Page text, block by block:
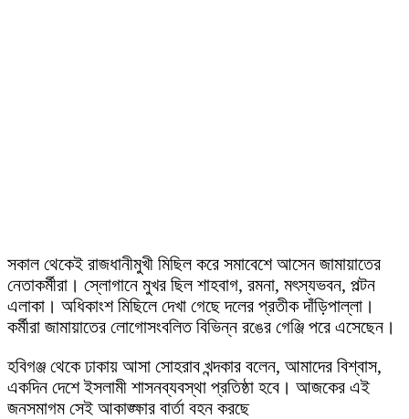
সকাল থেকেই রাজধানীমুখী মিছিল করে সমাবেশে আসেন জামায়াতের
নেতাকর্মীরা। স্লোগানে মুখর ছিল শাহবাগ, রমনা, মৎস্যভবন, পল্টন
এলাকা। অধিকাংশ মিছিলে দেখা গেছে দলের প্রতীক দাঁড়িপাল্লা।
কর্মীরা জামায়াতের লোগোসংবলিত বিভিন্ন রঙের গেঞ্জি পরে এসেছেন।
হবিগঞ্জ থেকে ঢাকায় আসা সোহরাব খন্দকার বলেন, আমাদের বিশ্বাস,
একদিন দেশে ইসলামী শাসনব্যবস্থা প্রতিষ্ঠা হবে। আজকের এই
জনসমাগম সেই আকাঙ্ক্ষার বার্তা বহন করছে